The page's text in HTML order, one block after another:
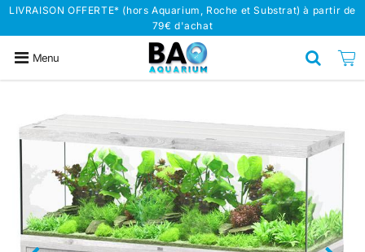
LIVRAISON OFFERTE* (hors Aquarium, Roche et Substrat) à partir de
79€ d'achat
Menu